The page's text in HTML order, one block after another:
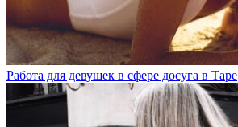
Работа для девушек в сфере досуга в Таре